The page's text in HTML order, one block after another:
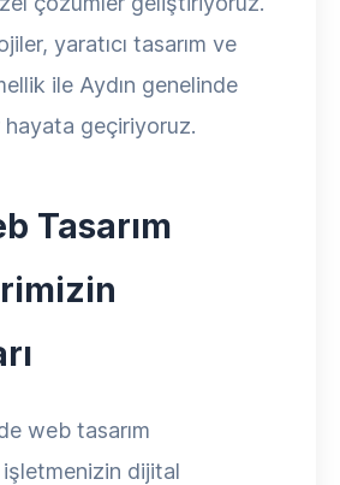
yaratıcı tasarım ve
ile Aydın genelinde
hayata geçiriyoruz.
Tasarım
web tasarım
dijital